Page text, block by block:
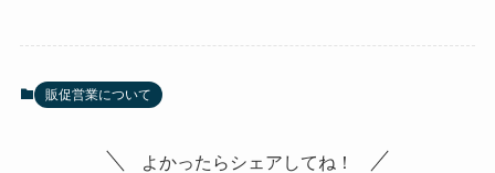
販促営業について
よかったらシェアしてね！